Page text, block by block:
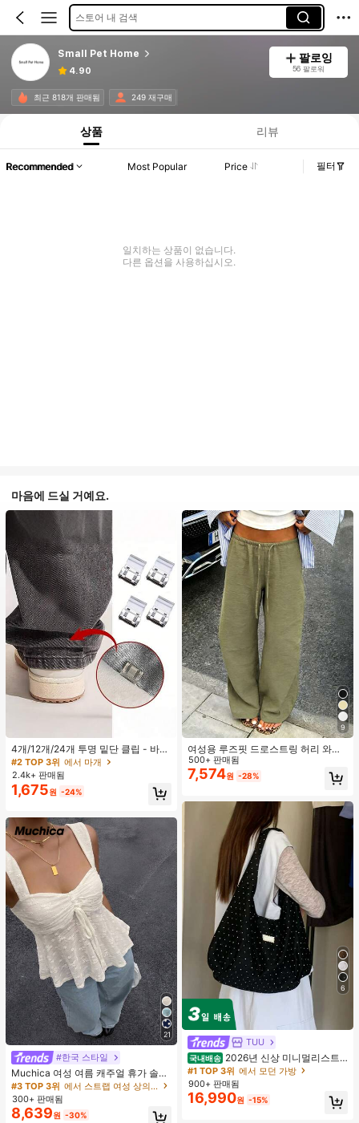
스토어 내 검색
Small Pet Home
4.90
팔로잉
56 팔로워
최근 818개 판매됨 249 재구매
상품 리뷰
Recommended Most Popular Price 필터
일치하는 상품이 없습니다.
다른 옵션을 사용하십시오.
마음에 드실 거예요.
4개/12개/24개 투명 밑단 클립 - 바지
밑단 끌림 방지를 위한 심리스 무봉제
조절기, 의류 수선 및 깔끔한 바지 길
이 맞춤을 위한 숨겨진 밑단 조절 클립
(랜덤 색상)
#2 TOP 3위 에서 마개
2.4k+ 판매됨
1,675원 -24%
21
#한국 스타일
Muchica 여성 여름 캐주얼 휴가 솔리
드 컬러 자카드 스위트하트 넥 러치 드
로스트링 베이비돌 탑
#3 TOP 3위
에서 스트랩 여성 상의, 블라우스 & 티
300+ 판매됨
8,639원 -30%
9
여성용 루즈핏 드로스트링 허리 와이
드 레그 팬츠, 가벼운 통기성 캐주얼
바지, 밀리터리 그린, 여름 봄, 보헤미
안 시크
500+ 판매됨
7,574원 -28%
6
TUU
국내배송 2026년 신상 미니멀리스트
도트 캔버스 토트백, 대용량 캐주얼 다
용도 통근 숄더 핸드백
#1 TOP 3위 에서 모던 가방
900+ 판매됨
16,990원 -15%